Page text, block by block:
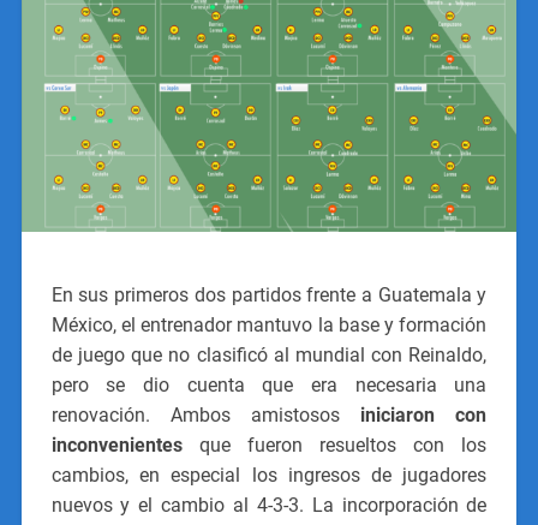
En sus primeros dos partidos frente a Guatemala y
México, el entrenador mantuvo la base y formación
de juego que no clasificó al mundial con Reinaldo,
pero se dio cuenta que era necesaria una
renovación. Ambos amistosos iniciaron con
inconvenientesque fueron resueltos con los
cambios, en especial los ingresos de jugadores
nuevos y el cambio al 4-3-3. La incorporación de